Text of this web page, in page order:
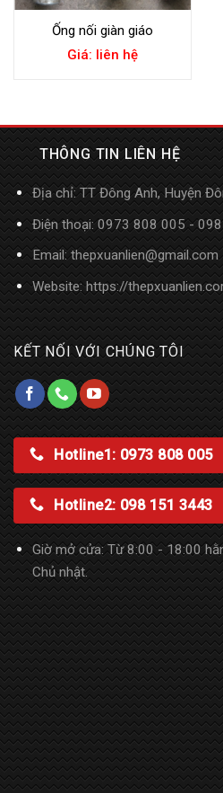
Ống nối giàn giáo
Giá: liên hệ
THÔNG TIN LIÊN HỆ
Địa chỉ: TT Đông Anh, Huyện
Điện thoại: 0973 808 005 -
Email: thepxuanlien@gmail.com
Website:https://
KẾT NỐI VỚI CHÚNG TÔI
Hotline1: 0973 808 005
Hotline2: 098 151 3443
Giờ mở cửa: Từ 8:00 - 18:00
Chủ nhật.